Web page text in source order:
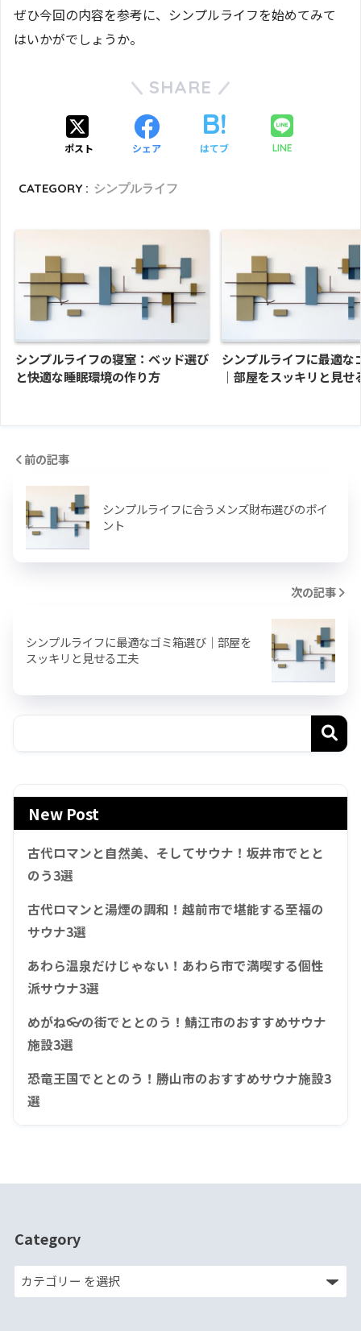
ぜひ今回の内容を参考に、シンプルライフを始めてみて
はいかがでしょうか。
SHARE
ポスト シェア はてブ LINE
CATEGORY : シンプルライフ
シンプルライフの寝室：ベッド選び
と快適な睡眠環境の作り方
シンプルライフに最適な
｜部屋をスッキリと見せ
前の記事
シンプルライフに合うメンズ財布選びのポイ
ント
次の記事
シンプルライフに最適なゴミ箱選び｜部屋を
スッキリと見せる工夫
New Post
古代ロマンと自然美、そしてサウナ！坂井市でとと
のう3選
古代ロマンと湯煙の調和！越前市で堪能する至福の
サウナ3選
あわら温泉だけじゃない！あわら市で満喫する個性
派サウナ3選
めがね👓の街でととのう！鯖江市のおすすめサウナ
施設3選
恐竜王国でととのう！勝山市のおすすめサウナ施設3
選
Category